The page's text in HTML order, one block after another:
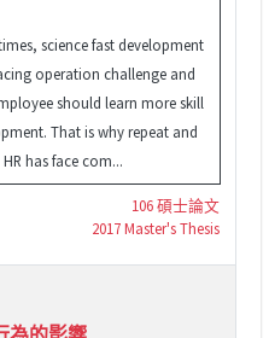
science fast development
operation challenge and
should learn more skill
That is why repeat and
has face com...
106 碩士論文
2017 Master's Thesis